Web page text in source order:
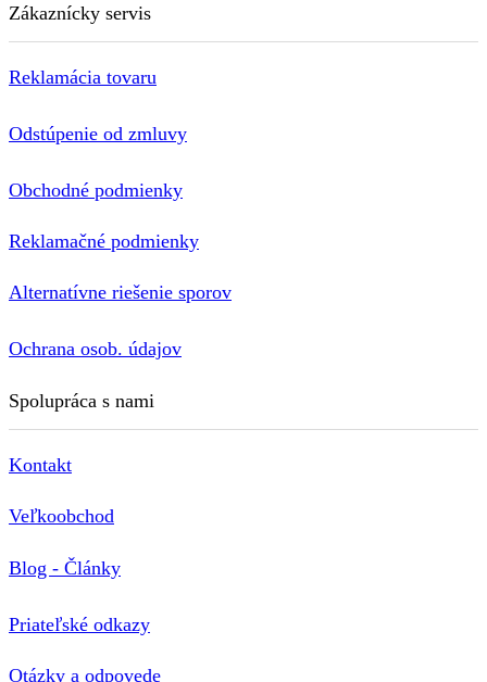
Zákaznícky servis
Reklamácia tovaru
Odstúpenie od zmluvy
Obchodné podmienky
Reklamačné podmienky
Alternatívne riešenie sporov
Ochrana osob. údajov
Spolupráca s nami
Kontakt
Veľkoobchod
Blog - Články
Priateľské odkazy
Otázky a odpovede